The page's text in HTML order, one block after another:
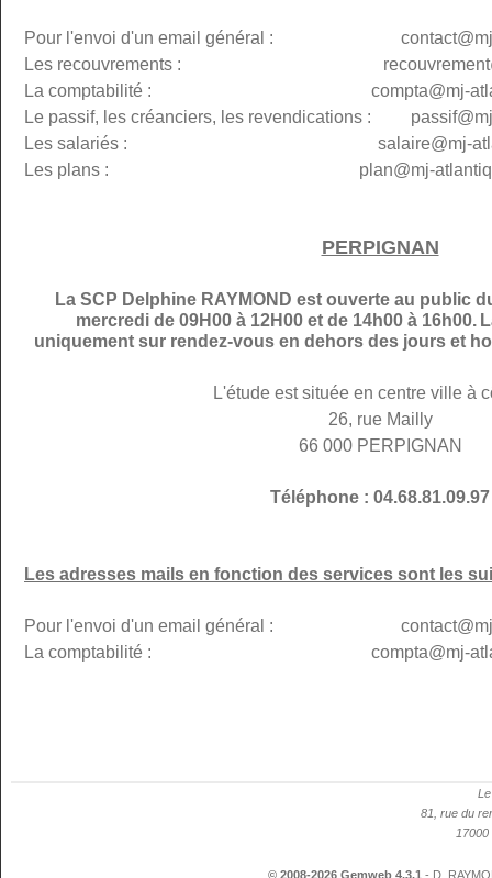
Pour l'envoi d'un email général : contact@mj-
Les recouvrements :
La comptabilité : compta@mj-
Le passif, les créanciers, les revendications : passif@
Les salariés : salaire@mj-
Les plans :
plan@mj-
PERPIGNAN
La SCP Delphine RAYMOND est ouverte au public
mercredi de 09H00 à 12H00 et de 14h00 à 16h00.
uniquement sur rendez-vous en dehors des jours et
L'étude est située en centre ville à
26, rue Mailly
66 000 PERPIGNAN
Téléphone : 04.68.81.09.97
Les adresses mails en fonction des services sont les
Pour l'envoi d'un email général : contact@mj-
La comptabilité : compta@mj-
81, rue du
17000
© 2008-2026 Gemweb 4.3.1 - D.